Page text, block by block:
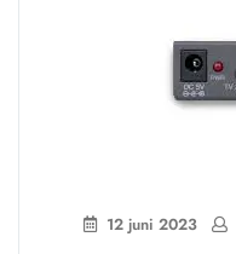
12 juni 2023